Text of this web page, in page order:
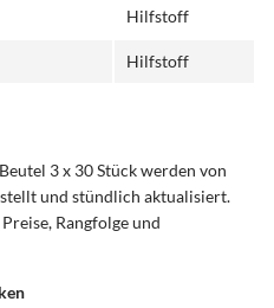
Hilfstoff
Hilfstoff
3 x 30 Stück werden von
und stündlich aktualisiert.
Rangfolge und